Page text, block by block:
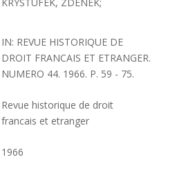
IN: REVUE HISTORIQUE DE
DROIT FRANCAIS ET ETRANGER.
NUMERO 44. 1966. P. 59 - 75.
Revue historique de droit
francais et etranger
1966